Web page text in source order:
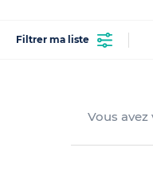
Filtrer ma liste
Vous avez